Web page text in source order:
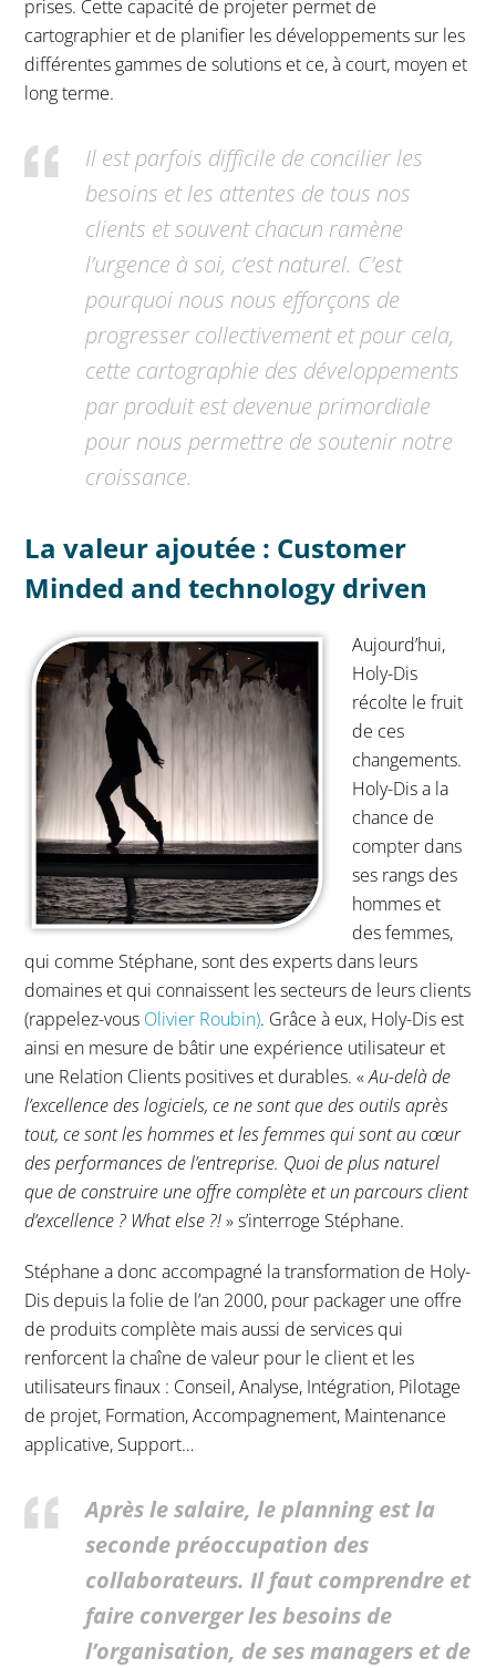
prises. Cette capacité de projeter permet de
cartographier et de planifier les développements sur les
différentes gammes de solutions et ce, à court, moyen et
long terme.
Il est parfois difficile de concilier les
besoins et les attentes de tous nos
clients et souvent chacun ramène
l’urgence à soi, c’est naturel. C’est
pourquoi nous nous efforçons de
progresser collectivement et pour cela,
cette cartographie des développements
par produit est devenue primordiale
pour nous permettre de soutenir notre
croissance.
La valeur ajoutée : Customer
Minded and technology driven
Aujourd’hui,
Holy-Dis
récolte le fruit
de ces
changements.
Holy-Dis a la
chance de
compter dans
ses rangs des
hommes et
des femmes,
qui comme Stéphane, sont des experts dans leurs
domaines et qui connaissent les secteurs de leurs clients
(rappelez-vous Olivier Roubin). Grâce à eux, Holy-Dis est
ainsi en mesure de bâtir une expérience utilisateur et
une Relation Clients positives et durables. «Au-delà de
l’excellence des logiciels, ce ne sont que des outils après
tout, ce sont les hommes et les femmes qui sont au cœur
des performances de l’entreprise. Quoi de plus naturel
que de construire une offre complète et un parcours client
d’excellence ? What else ?!» s’interroge Stéphane.
Stéphane a donc accompagné la transformation de Holy-
Dis depuis la folie de l’an 2000, pour packager une offre
de produits complète mais aussi de services qui
renforcent la chaîne de valeur pour le client et les
utilisateurs finaux : Conseil, Analyse, Intégration, Pilotage
de projet, Formation, Accompagnement, Maintenance
applicative, Support…
Après le salaire, le planning est la
seconde préoccupation des
collaborateurs. Il faut comprendre et
faire converger les besoins de
l’organisation, de ses managers et de